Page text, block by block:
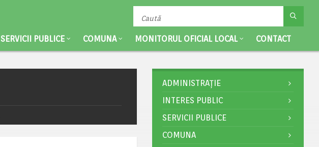
SERVICII PUBLICE COMUNA MONITORUL OFICIAL LOCAL CONTACT
ADMINISTRAȚIE
INTERES PUBLIC
SERVICII PUBLICE
COMUNA